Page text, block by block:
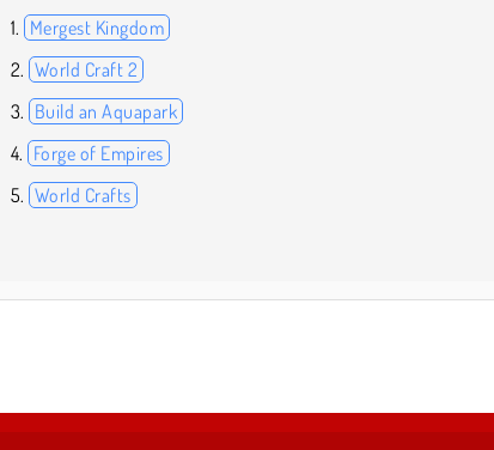
Mergest Kingdom
World Craft 2
Build an Aquapark
Forge of Empires
World Crafts